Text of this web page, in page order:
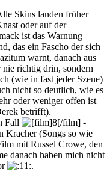
Skins landen früher
oder auf der
ist das Warnung
das ein Fascho der sich
warnt, danach aus
nie richtig drin, sondern
(wie in fast jeder Szene)
nicht so deutlich, wie es
oder weniger offen ist
betrifft).
Fall
-
Kracher (Songs so wie
mit Russel Crowe, den
danach haben mich nicht
.